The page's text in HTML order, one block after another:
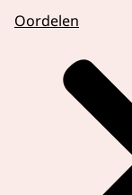
Oordelen